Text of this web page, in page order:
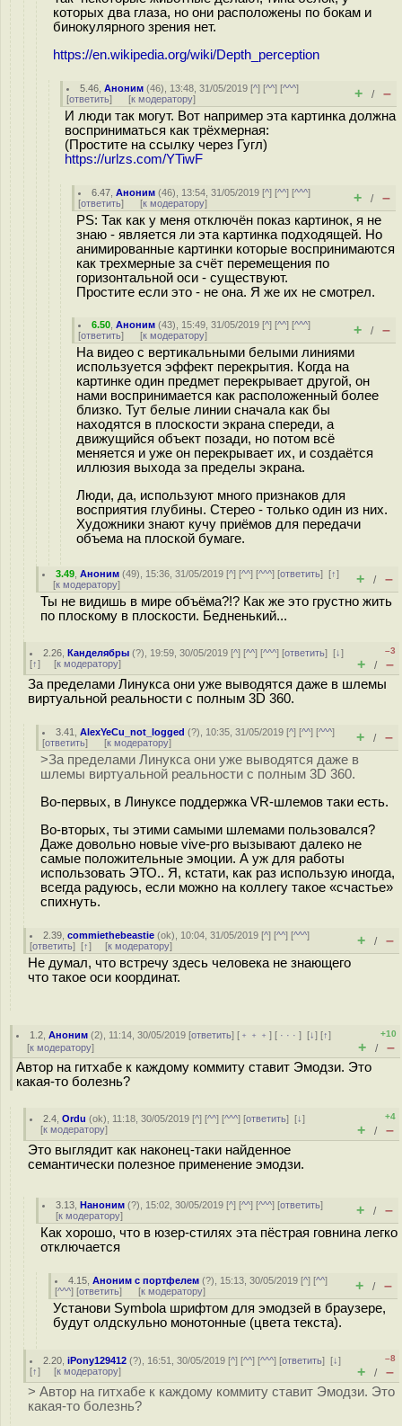
которых два глаза, но они расположены по бокам и
бинокулярного зрения нет.
https://en.wikipedia.org/wiki/Depth_perception
5.46 ,Аноним (46), 13:48, 31/05/2019 [^] [^^] [^^^]
[ответить] [к модератору] + / –
И люди так могут. Вот например эта картинка должна
восприниматься как трёхмерная:
(Простите на ссылку через Гугл)
https://urlzs.com/YTiwF
6.47 ,Аноним (46), 13:54, 31/05/2019 [^] [^^] [^^^]
[ответить] [к модератору] + / –
PS: Так как у меня отключён показ картинок, я не
знаю - является ли эта картинка подходящей. Но
анимированные картинки которые воспринимаются
как трехмерные за счёт перемещения по
горизонтальной оси - существуют.
Простите если это - не она. Я же их не смотрел.
6.50 ,Аноним (43), 15:49, 31/05/2019 [^] [^^] [^^^]
[ответить] [к модератору] + / –
На видео с вертикальными белыми линиями
используется эффект перекрытия. Когда на
картинке один предмет перекрывает другой, он
нами воспринимается как расположенный более
близко. Тут белые линии сначала как бы
находятся в плоскости экрана спереди, а
движущийся объект позади, но потом всё
меняется и уже он перекрывает их, и создаётся
иллюзия выхода за пределы экрана.
Люди, да, используют много признаков для
восприятия глубины. Стерео - только один из них.
Художники знают кучу приёмов для передачи
объема на плоской бумаге.
3.49 ,Аноним (49), 15:36, 31/05/2019 [^] [^^] [^^^] [ответить][↑]
[к модератору] + / –
Ты не видишь в мире объёма?!? Как же это грустно жить
по плоскому в плоскости. Бедненький...
2.26 ,Канделябры (?), 19:59, 30/05/2019 [^] [^^] [^^^] [ответить][↓]
[↑] [к модератору]
–3
+ / –
За пределами Линукса они уже выводятся даже в шлемы
виртуальной реальности с полным 3D 360.
3.41 ,AlexYeCu_not_logged (?), 10:35, 31/05/2019 [^] [^^] [^^^]
[ответить] [к модератору] + / –
>За пределами Линукса они уже выводятся даже в
шлемы виртуальной реальности с полным 3D 360.
Во-первых, в Линуксе поддержка VR-шлемов таки есть.
Во-вторых, ты этими самыми шлемами пользовался?
Даже довольно новые vive-pro вызывают далеко не
самые положительные эмоции. А уж для работы
использовать ЭТО.. Я, кстати, как раз использую иногда,
всегда радуюсь, если можно на коллегу такое «счастье»
спихнуть.
2.39 ,commiethebeastie (ok), 10:04, 31/05/2019 [^] [^^] [^^^]
[ответить] [↑] [к модератору] + / –
Не думал, что встречу здесь человека не знающего
что такое оси координат.
1.2 ,Аноним (2), 11:14, 30/05/2019 [ответить] [ ﹢﹢﹢] [ · · ·][↓] [↑]
[к модератору]
+10
+ / –
Автор на гитхабе к каждому коммиту ставит Эмодзи. Это
какая-то болезнь?
2.4 ,Ordu (ok), 11:18, 30/05/2019 [^] [^^] [^^^] [ответить][↓]
[к модератору]
+4
+ / –
Это выглядит как наконец-таки найденное
семантически полезное применение эмодзи.
3.13 ,Наноним (?), 15:02, 30/05/2019 [^] [^^] [^^^] [ответить]
[к модератору] + / –
Как хорошо, что в юзер-стилях эта пёстрая говнина легко
отключается
4.15 ,Аноним с портфелем (?), 15:13, 30/05/2019 [^] [^^]
[^^^] [ответить] [к модератору] + / –
Установи Symbola шрифтом для эмодзей в браузере,
будут олдскульно монотонные (цвета текста).
2.20 ,iPony129412 (?), 16:51, 30/05/2019 [^] [^^] [^^^] [ответить][↓]
[↑] [к модератору]
–8
+ / –
> Автор на гитхабе к каждому коммиту ставит Эмодзи. Это
какая-то болезнь?